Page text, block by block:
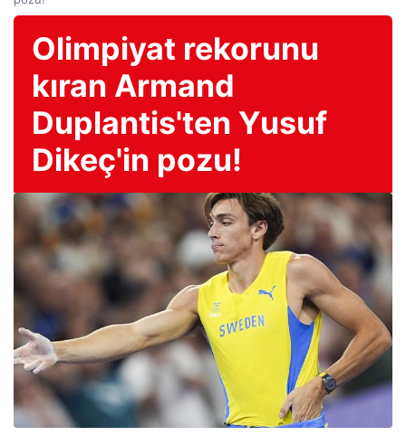
Olimpiyat rekorunu
kıran Armand
Duplantis'ten Yusuf
Dikeç'in pozu!